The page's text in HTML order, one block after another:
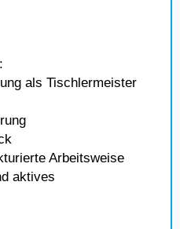
als Tischlermeister
Arbeitsweise
aktives